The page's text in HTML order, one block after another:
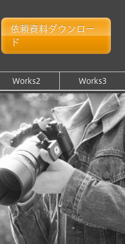
依頼資料ダウンロー
ド
Works2 Works3